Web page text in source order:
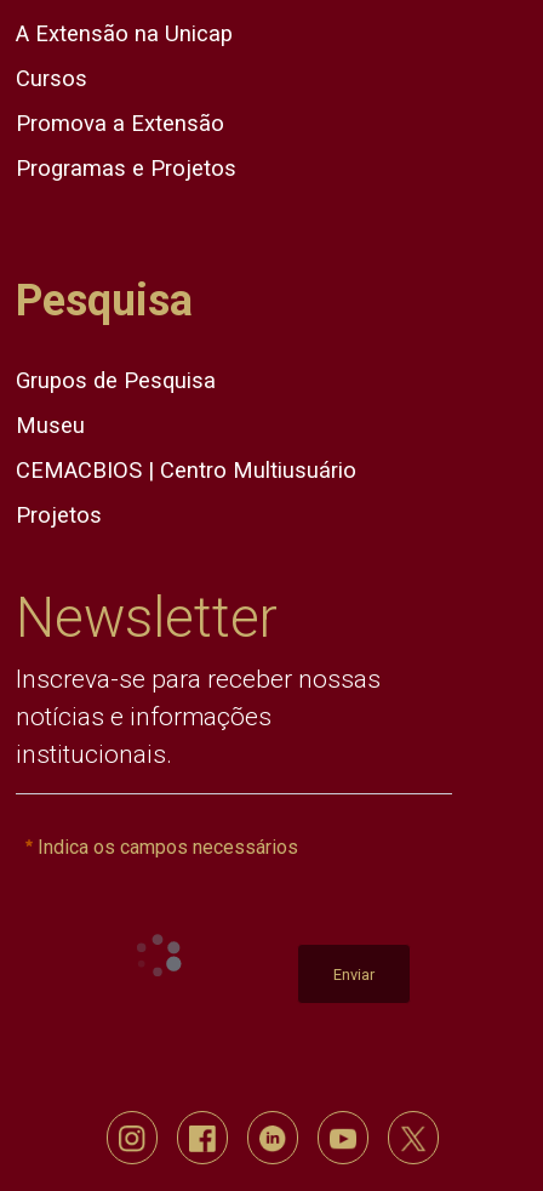
A Extensão na Unicap
Cursos
Promova a Extensão
Programas e Projetos
Pesquisa
Grupos de Pesquisa
Museu
CEMACBIOS | Centro Multiusuário
Projetos
Newsletter
Inscreva-se para receber nossas
notícias e informações
institucionais.
Indica os campos necessários
Enviar